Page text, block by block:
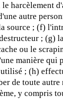
le harcèlement
autre
source ; (f)
; (g)
ou le
manière qui
; (h)
de toute autre
y compris